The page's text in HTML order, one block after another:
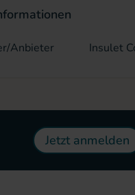
Anbieter Insulet
Jetzt anmelden